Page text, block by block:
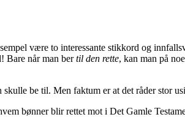
være to interessante stikkord og
Bare når man bertil den rette, kan man på
be til. Men faktum er at det råder stor
bønner blir rettet mot i Det Gamle